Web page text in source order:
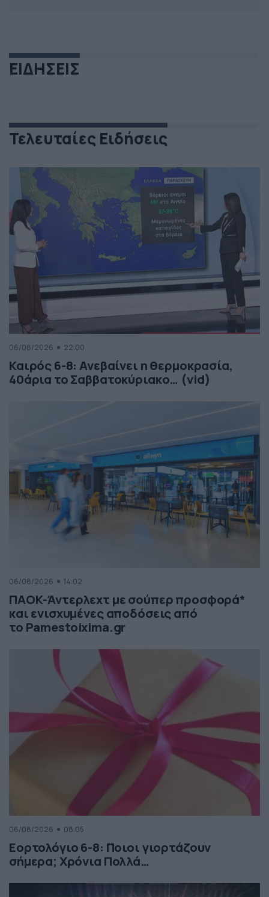
ΕΙΔΗΣΕΙΣ
Τελευταίες Ειδήσεις
06/08/2026 22:00
Καιρός 6-8: Ανεβαίνει η θερμοκρασία,
40άρια το Σαββατοκύριακο… (vid)
06/08/2026 14:02
ΠΑΟΚ-Άντερλεχτ με σούπερ προσφορά*
και ενισχυμένες αποδόσεις από
το Pamestoixima.gr
06/08/2026 08:05
Εορτολόγιο 6-8: Ποιοι γιορτάζουν
σήμερα; Χρόνια Πολλά…